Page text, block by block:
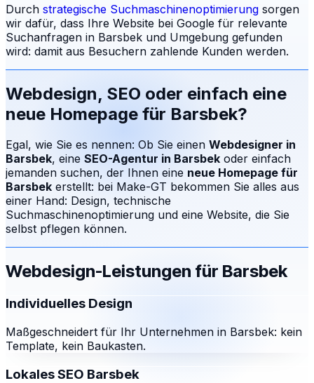
Durch strategische Suchmaschinenoptimierung sorgen
wir dafür, dass Ihre Website bei Google für relevante
Suchanfragen in Barsbek und Umgebung gefunden
wird: damit aus Besuchern zahlende Kunden werden.
Webdesign, SEO oder einfach eine
neue Homepage für Barsbek?
Egal, wie Sie es nennen: Ob Sie einen Webdesigner in
Barsbek, eine SEO-Agentur in Barsbek oder einfach
jemanden suchen, der Ihnen eine neue Homepage für
Barsbek erstellt: bei Make-GT bekommen Sie alles aus
einer Hand: Design, technische
Suchmaschinenoptimierung und eine Website, die Sie
selbst pflegen können.
Webdesign-Leistungen für Barsbek
Individuelles Design
Maßgeschneidert für Ihr Unternehmen in Barsbek: kein
Template, kein Baukasten.
Lokales SEO Barsbek